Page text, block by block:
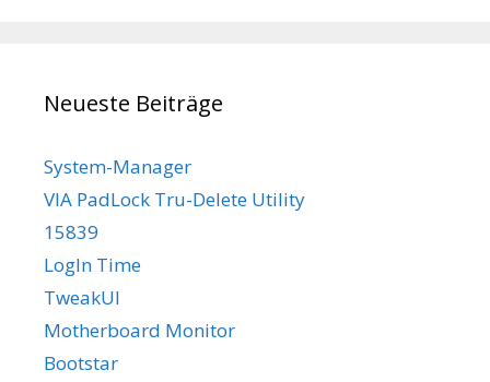
Neueste Beiträge
System-Manager
VIA PadLock Tru-Delete Utility
15839
LogIn Time
TweakUI
Motherboard Monitor
Bootstar